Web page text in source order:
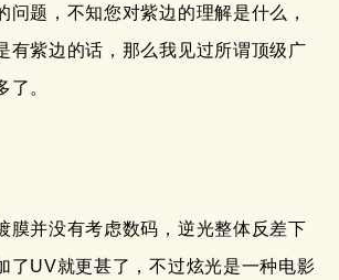
问题，不知您对紫边的理解是什么，
有紫边的话，那么我见过所谓顶级广
了。
膜并没有考虑数码，逆光整体反差下
了UV就更甚了，不过炫光是一种电影